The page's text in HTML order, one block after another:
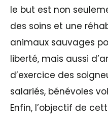
le but est non
des soins et une
animaux sauvages
liberté, mais aussi
d’exercice des
salariés, bénévoles
Enfin, l’objectif de